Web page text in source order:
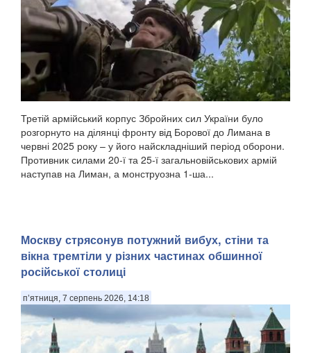
Третій армійський корпус Збройних сил України було
розгорнуто на ділянці фронту від Борової до Лимана в
червні 2025 року – у його найскладніший період оборони.
Противник силами 20-ї та 25-ї загальновійськових армій
наступав на Лиман, а монструозна 1-ша...
Москву стрясонув потужний вибух, стіни та
вікна тремтіли у різних частинах обшинної
російської столиці
п’ятниця, 7 серпень 2026, 14:18